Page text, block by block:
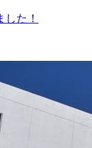
た！